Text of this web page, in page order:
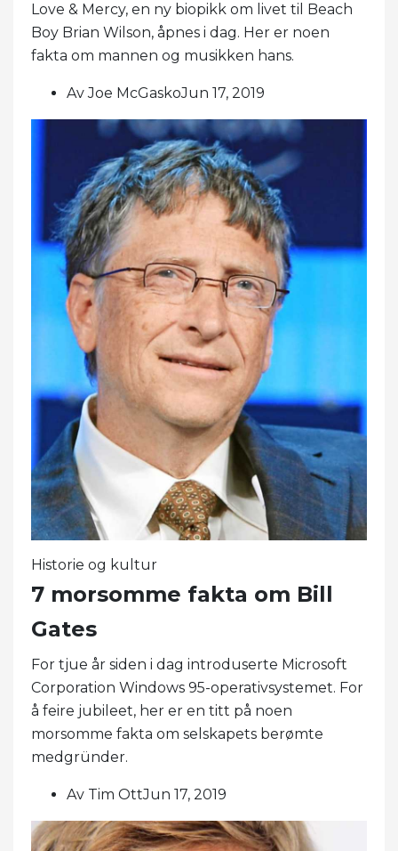
Love & Mercy, en ny biopikk om livet til Beach
Boy Brian Wilson, åpnes i dag. Her er noen
fakta om mannen og musikken hans.
Av Joe McGaskoJun 17, 2019
Historie og kultur
7 morsomme fakta om Bill
Gates
For tjue år siden i dag introduserte Microsoft
Corporation Windows 95-operativsystemet. For
å feire jubileet, her er en titt på noen
morsomme fakta om selskapets berømte
medgründer.
Av Tim OttJun 17, 2019